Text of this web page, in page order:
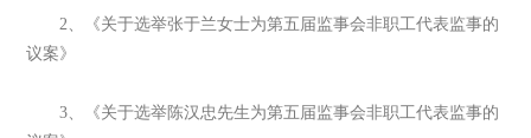
2、《关于选举张于兰女士为第五届监事会非职工代表监事的
议案》
3、《关于选举陈汉忠先生为第五届监事会非职工代表监事的